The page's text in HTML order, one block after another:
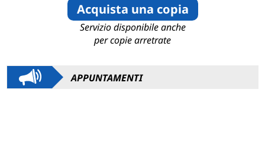
Acquista una copia
Servizio disponibile anche
per copie arretrate
APPUNTAMENTI